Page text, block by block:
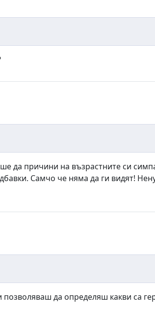
да причини на възрастните си
Самчо че няма да ги видят!
да определяш какви са